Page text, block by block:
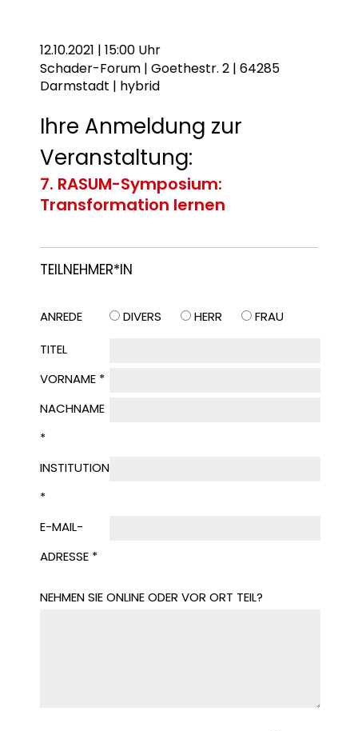
12.10.2021 | 15:00 Uhr
Schader-Forum | Goethestr. 2 | 64285
Darmstadt | hybrid
Ihre Anmeldung zur
Veranstaltung:
7. RASUM-Symposium:
Transformation lernen
TEILNEHMER*IN
ANREDE DIVERS HERR
FRAU
TITEL
VORNAME *
NACHNAME
*
INSTITUTION
*
E-MAIL-
ADRESSE *
NEHMEN SIE ONLINE ODER VOR ORT TEIL?